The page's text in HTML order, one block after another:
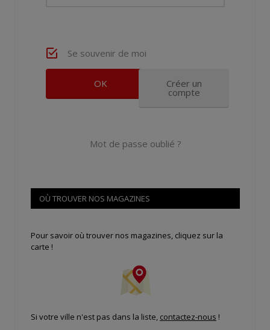
Se souvenir de moi
Créer un
compte
Mot de passe oublié ?
OÙ TROUVER NOS MAGAZINES
Pour savoir où trouver nos magazines, cliquez sur la
carte !
Si votre ville n'est pas dans la liste, contactez-nous !